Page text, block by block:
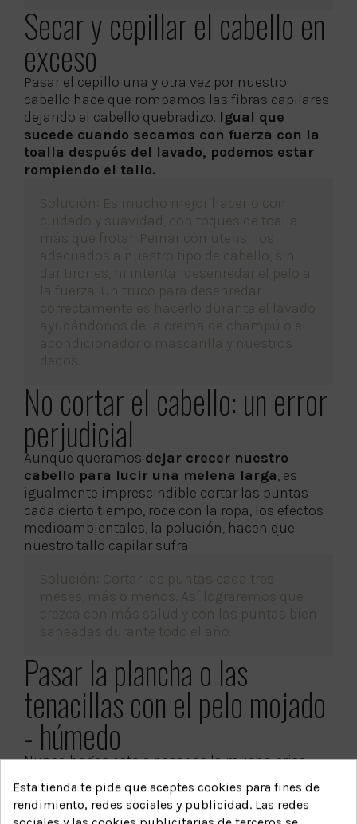
Secar y cepillar el cabello en
exceso
Pasar el cepillo una y otra vez por nuestro
cabello hace que rompamos las fibras capilares
dejando el cabello quebradizo. Igual que
sucede cuando secamos con fuerza con la
toalla después del lavado, podemos estar
rompiendo el tallo.
Solución: Es mucho mejor hacerlo con
cuidado y suavidad, con toques de toalla
más que frotar. Peinar con utensilios
adecuados a nuestro tipo de cabello, sin
dar tirones, ni intentar desenredar el pelo a
la fuerza. Un truco para desenredar
correctamente es hacerlo durante el lavado
ayudándonos de la crema de champú o el
acondicionador o mascarilla y nuestros
dedos.
No cortar el cabello: un error
perjudicial
Aunque queramos dejar crecer nuestro
cabello para lucir una melena larga, es
igualmente imprescindible cortar las puntas
cada cierto tiempo, roce con la ropa, los efectos
medioambientales, la polución, hacen que
nuestro tallo capilar sufra.
Solución: Cortar las puntas cada tres
meses, más o menos. Así lograremos que
crezca con más salud y con las puntas bien
saneadas durante todo el año.
Pasar la plancha o las
tenacillas con el pelo mojado
- húmedo
Nunca hagas esto a pesar de la mucha prisa
Solución: Antes de pasar tanto la plancha
Esta tienda te pide que aceptes cookies para fines de
rendimiento, redes sociales y publicidad. Las redes